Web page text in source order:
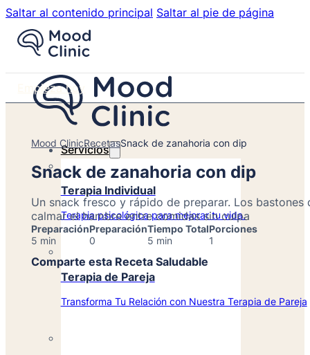
Saltar al contenido principal Saltar al pie de página
Servicios
Terapia Individual
Terapia psicológica para mejorar tu vida.
Terapia de Pareja
Transforma Tu Relación con Nuestra Terapia de Pareja
Empieza hoy
Mood ClinicRecetasSnack de zanahoria con dip
Snack de zanahoria con dip
Un snack fresco y rápido de preparar. Los
calmar el hambre entre comidas sin culpa
Preparación
5 min
Preparación
0
Tiempo Total
5 min
Porciones
1
Comparte esta Receta Saludable